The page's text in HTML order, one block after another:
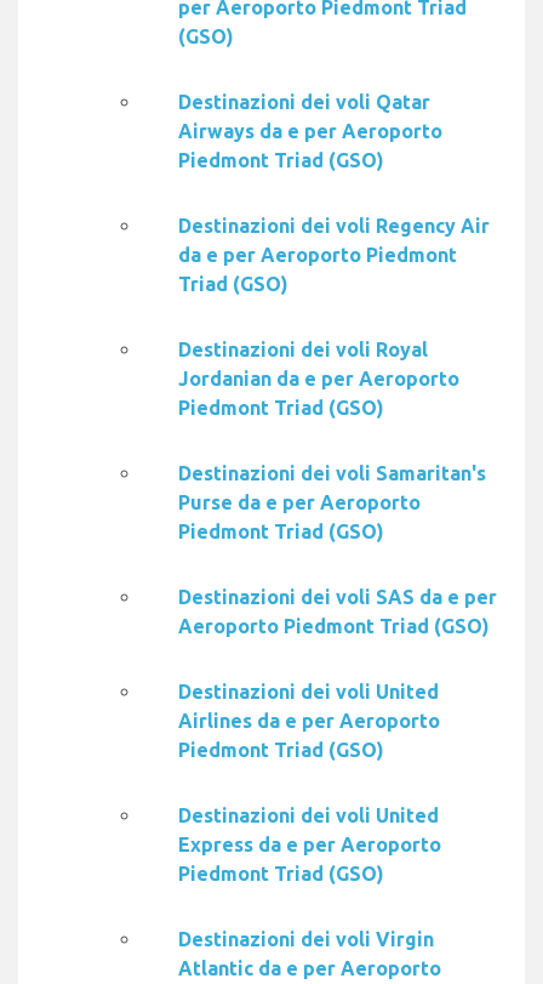
per Aeroporto Piedmont Triad
(GSO)
Destinazioni dei voli Qatar
Airways da e per Aeroporto
Piedmont Triad (GSO)
Destinazioni dei voli Regency Air
da e per Aeroporto Piedmont
Triad (GSO)
Destinazioni dei voli Royal
Jordanian da e per Aeroporto
Piedmont Triad (GSO)
Destinazioni dei voli Samaritan's
Purse da e per Aeroporto
Piedmont Triad (GSO)
Destinazioni dei voli SAS da e per
Aeroporto Piedmont Triad (GSO)
Destinazioni dei voli United
Airlines da e per Aeroporto
Piedmont Triad (GSO)
Destinazioni dei voli United
Express da e per Aeroporto
Piedmont Triad (GSO)
Destinazioni dei voli Virgin
Atlantic da e per Aeroporto